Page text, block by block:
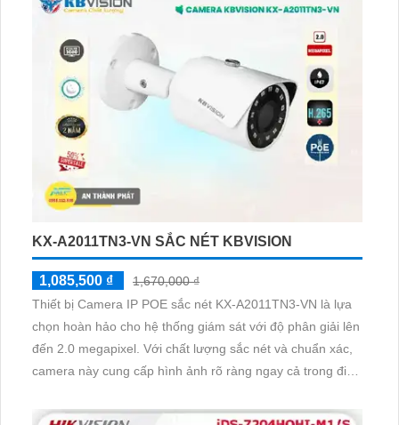
KX-A2011TN3-VN SẮC NÉT KBVISION
1,085,500 ₫
1,670,000 ₫
Thiết bị Camera IP POE sắc nét KX-A2011TN3-VN là lựa
chọn hoàn hảo cho hệ thống giám sát với độ phân giải lên
đến 2.0 megapixel. Với chất lượng sắc nét và chuẩn xác,
camera này cung cấp hình ảnh rõ ràng ngay cả trong điều